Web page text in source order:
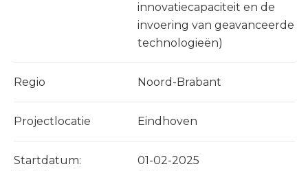
innovatiecapaciteit en de
invoering van geavanceerde
technologieën)
Regio Noord-Brabant
Projectlocatie Eindhoven
Startdatum:
01-02-2025